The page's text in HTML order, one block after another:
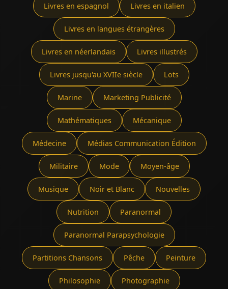
Livres en espagnol Livres en italien
Livres en langues étrangères
Livres en néerlandais Livres illustrés
Livres jusqu'au XVIIe siècle Lots
Marine Marketing Publicité
Mathématiques Mécanique
Médecine Médias Communication Édition
Militaire Mode Moyen-âge
Musique Noir et Blanc Nouvelles
Nutrition Paranormal
Paranormal Parapsychologie
Partitions Chansons Pêche Peinture
Philosophie Photographie